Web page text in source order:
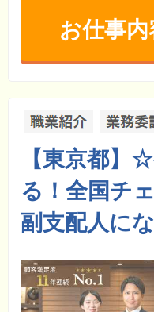
お仕事
【東京都】
る！全国チ
副支配人に